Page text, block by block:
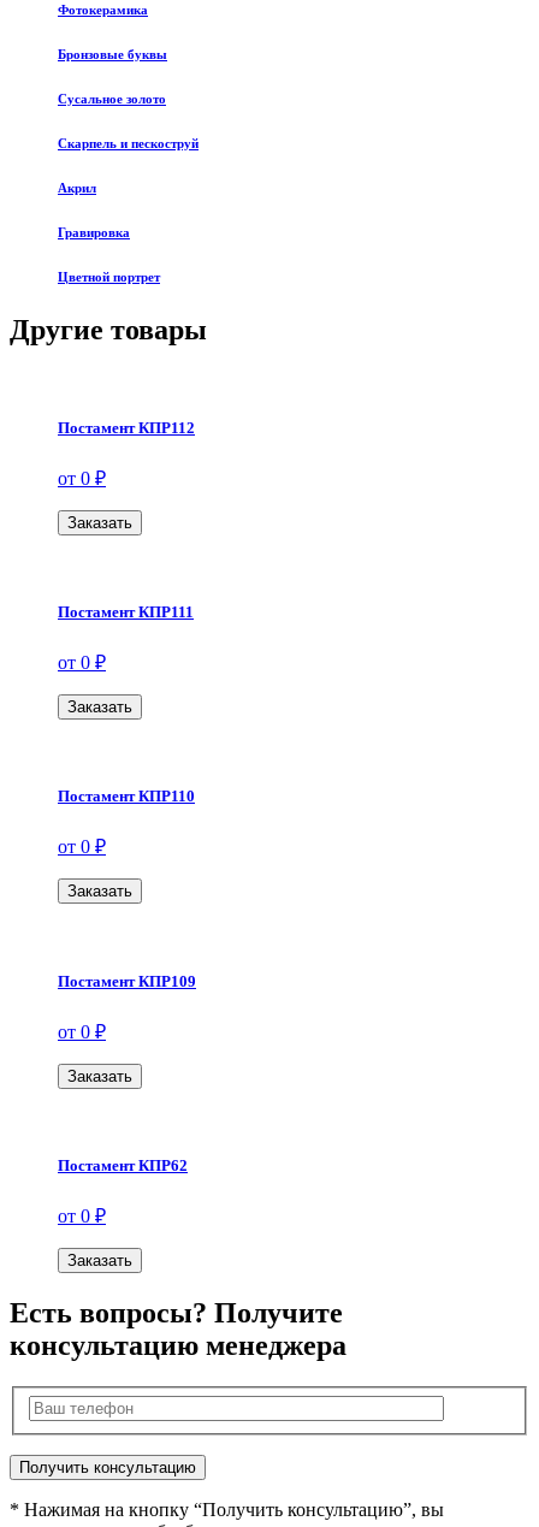
Фотокерамика
Бронзовые буквы
Сусальное золото
Скарпель и пескоструй
Акрил
Гравировка
Цветной портрет
Другие товары
Постамент КПР112
от 0 ₽
Заказать
Постамент КПР111
от 0 ₽
Заказать
Постамент КПР110
от 0 ₽
Заказать
Постамент КПР109
от 0 ₽
Заказать
Постамент КПР62
от 0 ₽
Заказать
Есть вопросы? Получите
консультацию менеджера
* Нажимая на кнопку “Получить консультацию”, вы